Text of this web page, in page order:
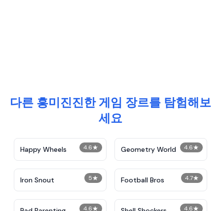
다른 흥미진진한 게임 장르를 탐험해보
세요
4.6★
Happy Wheels 4.6★
Geometry World
5★
Iron Snout 4.7★
Football Bros
4.6★ 4.6★